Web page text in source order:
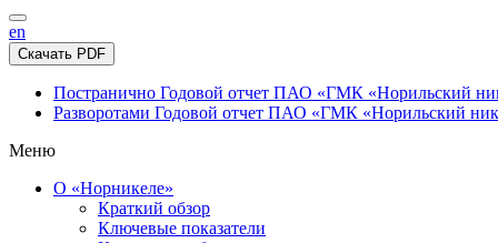
en
Скачать PDF
Постранично Годовой отчет ПАО «ГМК «Норильский
Разворотами Годовой отчет ПАО «ГМК «Норильский
Меню
О «Норникеле»
Краткий обзор
Ключевые показатели